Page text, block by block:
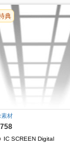
典
素材
IC SCREEN Digital